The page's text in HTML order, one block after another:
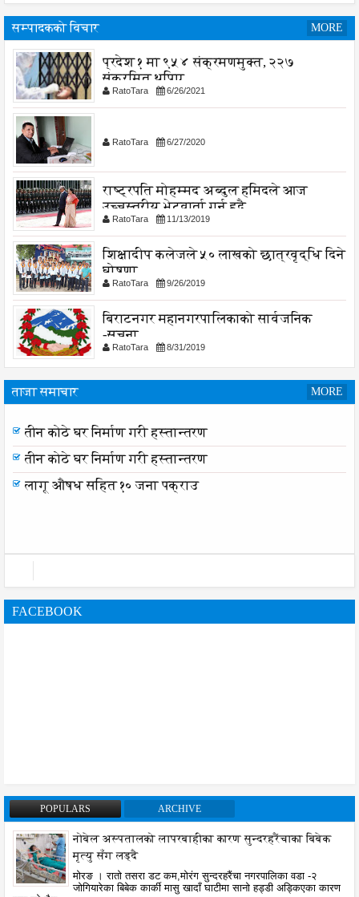
सम्पादकको विचार MORE
प्रदेश १ मा ९५४ संक्रमणमुक्त, २२७
संक्रमित थपिए
RatoTara 6/26/2021
RatoTara 6/27/2020
राष्ट्रपति मोहम्मद अब्दुल हमिदले आज
उच्चस्तरीय भेटवार्ता गर्नु हुदै,
RatoTara 11/13/2019
शिक्षादीप कलेजले ५० लाखको छात्रवृद्धि दिने
घोषणा
RatoTara 9/26/2019
बिराटनगर महानगरपालिकाको सार्वजनिक
-सुचना
RatoTara 8/31/2019
ताजा समाचार MORE
तीन कोठे घर निर्माण गरी हस्तान्तरण
तीन कोठे घर निर्माण गरी हस्तान्तरण
लागू औषध सहित १० जना पक्राउ
FACEBOOK
POPULARS ARCHIVE
नोबेल अस्पतालको लापरबाहीका कारण सुन्दरहरैंचाका बिबेक
मृत्यु सँग लड्दै
मोरङ । रातो तसरा डट कम,मोरंग सुन्दरहरैंचा नगरपालिका वडा -२
जोगियारेका बिबेक कार्की मासु खादाँ घाटीमा सानो हड्डी अड्किएका कारण